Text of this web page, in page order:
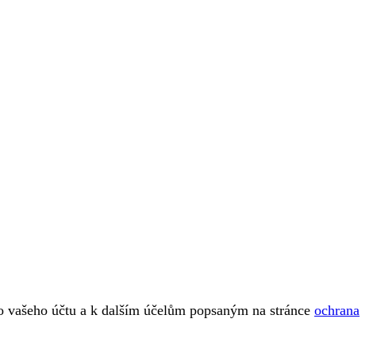
účtu a k dalším účelům popsaným na stránce ochrana